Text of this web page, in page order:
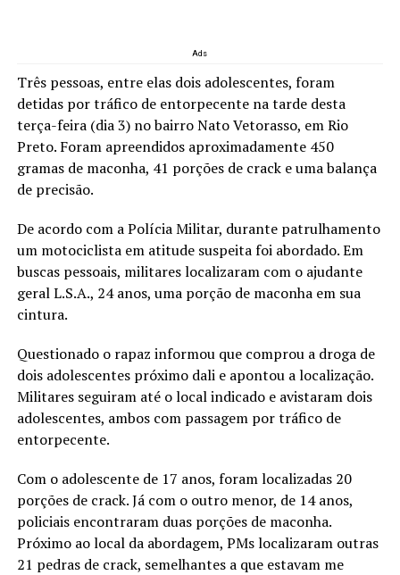
Ads
Três pessoas, entre elas dois adolescentes, foram
detidas por tráfico de entorpecente na tarde desta
terça-feira (dia 3) no bairro Nato Vetorasso, em Rio
Preto. Foram apreendidos aproximadamente 450
gramas de maconha, 41 porções de crack e uma balança
de precisão.
De acordo com a Polícia Militar, durante patrulhamento
um motociclista em atitude suspeita foi abordado. Em
buscas pessoais, militares localizaram com o ajudante
geral L.S.A., 24 anos, uma porção de maconha em sua
cintura.
Questionado o rapaz informou que comprou a droga de
dois adolescentes próximo dali e apontou a localização.
Militares seguiram até o local indicado e avistaram dois
adolescentes, ambos com passagem por tráfico de
entorpecente.
Com o adolescente de 17 anos, foram localizadas 20
porções de crack. Já com o outro menor, de 14 anos,
policiais encontraram duas porções de maconha.
Próximo ao local da abordagem, PMs localizaram outras
21 pedras de crack, semelhantes a que estavam me